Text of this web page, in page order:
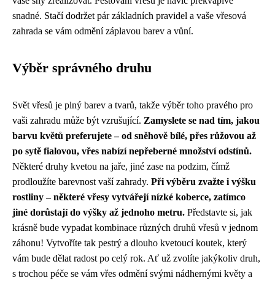
snadné. Stačí dodržet pár základních pravidel a vaše vřesová
zahrada se vám odmění záplavou barev a vůní.
Výběr správného druhu
Svět vřesů je plný barev a tvarů, takže výběr toho pravého pro
vaši zahradu může být vzrušující. Zamyslete se nad tím, jakou
barvu květů preferujete – od sněhově bílé, přes růžovou až
po sytě fialovou, vřes nabízí nepřeberné množství odstínů.
Některé druhy kvetou na jaře, jiné zase na podzim, čímž
prodloužíte barevnost vaší zahrady. Při výběru zvažte i výšku
rostliny – některé vřesy vytvářejí nízké koberce, zatímco
jiné dorůstají do výšky až jednoho metru. Představte si, jak
krásně bude vypadat kombinace různých druhů vřesů v jednom
záhonu! Vytvoříte tak pestrý a dlouho kvetoucí koutek, který
vám bude dělat radost po celý rok. Ať už zvolíte jakýkoliv druh,
s trochou péče se vám vřes odmění svými nádhernými květy a